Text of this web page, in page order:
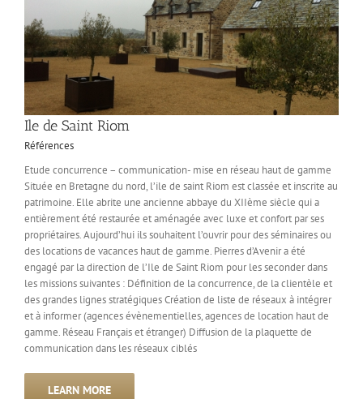
Ile de Saint Riom
Références
Etude concurrence – communication- mise en réseau haut de gamme
Située en Bretagne du nord, l’ile de saint Riom est classée et inscrite au
patrimoine. Elle abrite une ancienne abbaye du XIIème siècle qui a
entièrement été restaurée et aménagée avec luxe et confort par ses
propriétaires. Aujourd’hui ils souhaitent l’ouvrir pour des séminaires ou
des locations de vacances haut de gamme. Pierres d’Avenir a été
engagé par la direction de l’Ile de Saint Riom pour les seconder dans
les missions suivantes : Définition de la concurrence, de la clientèle et
des grandes lignes stratégiques Création de liste de réseaux à intégrer
et à informer (agences évènementielles, agences de location haut de
gamme. Réseau Français et étranger) Diffusion de la plaquette de
communication dans les réseaux ciblés
LEARN MORE